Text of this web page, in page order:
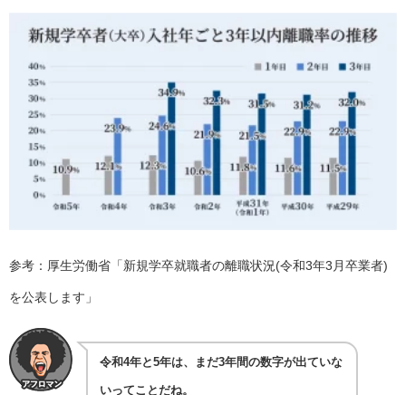
参考：厚生労働省「新規学卒就職者の離職状況(令和3年3月卒業者)
を公表します 」
令和4年と5年は、まだ3年間の数字が出ていな
いってことだね。